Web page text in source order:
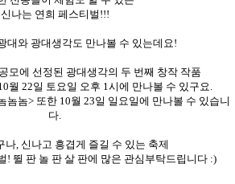
신나는 연희 페스티벌!!!
대와 광대생각도 만나볼 수 있는데요!
모에 선정된 광대생각의 두 번째 창작 작품
월 22일 토요일 오후 1시에 만나볼 수 있구요.
놈놈> 또한 10월 23일 일요일에 만나볼 수 있습니
다.
나, 신나고 흥겹게 즐길 수 있는 축제
! 뛸 판 놀 판 살 판에 많은 관심부탁드립니다 :)